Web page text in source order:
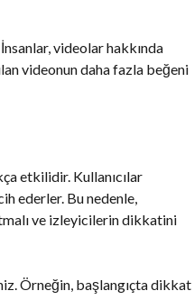
videolar hakkında
videonun daha fazla beğeni
etkilidir. Kullanıcılar
ederler. Bu nedenle,
ve izleyicilerin dikkatini
Örneğin, başlangıçta dikkat